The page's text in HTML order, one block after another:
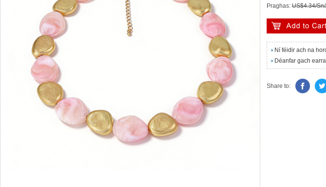
Praghas: US$4.34/
Ní féidir ach na
Déanfar gach
Share to: